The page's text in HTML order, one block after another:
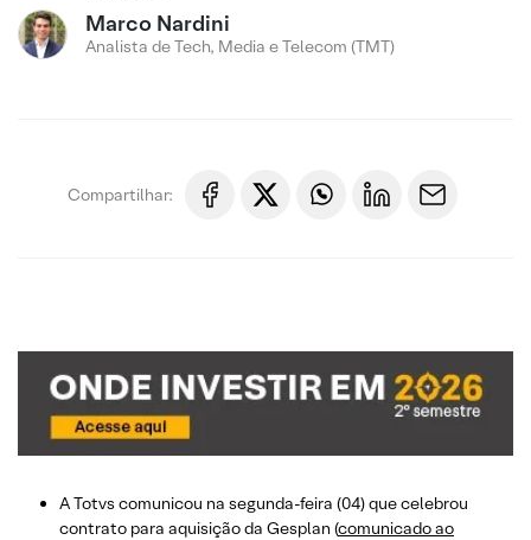
Marco Nardini
Analista de Tech, Media e Telecom (TMT)
Compartilhar:
A Totvs comunicou na segunda-feira (04) que celebrou
contrato para aquisição da Gesplan (comunicado ao